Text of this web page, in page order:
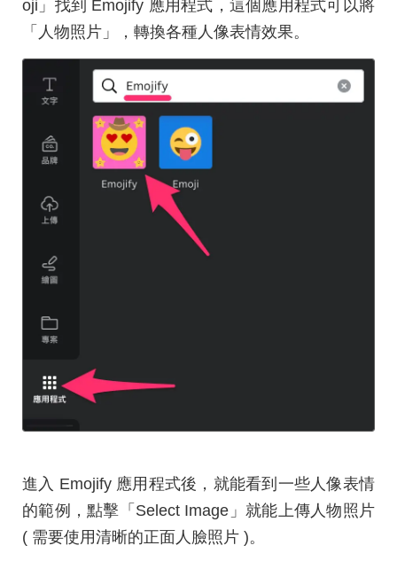
oji」找到 Emojify 應用程式，這個應用程式可以將
「人物照片」，轉換各種人像表情效果。
進入 Emojify 應用程式後，就能看到一些人像表情
的範例，點擊「Select Image」就能上傳人物照片
( 需要使用清晰的正面人臉照片 )。